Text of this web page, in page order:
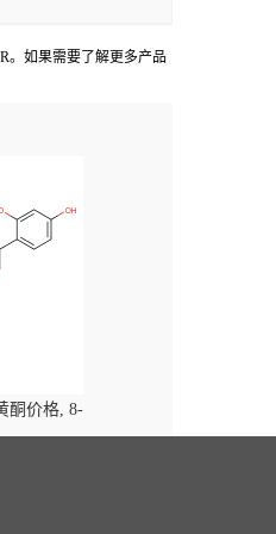
。如果需要了解更多产品
酮价格, 8-
:125002-91-7